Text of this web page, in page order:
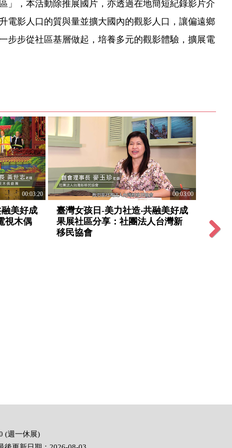
」，本活動除推展國片，亦透過在地簡短紀錄影片介
電影人口的質與量並擴大國內的觀影人口，讓偏遠鄉
步步從社區基層做起，培養多元的觀影體驗，擴展電
00:03:20
美好成
視木偶
00:03:00
臺灣女孩日-美力社造‧共融美好成
果展社區分享：社團法人台灣新
移民協會
果展
暨藝
(週一休展)